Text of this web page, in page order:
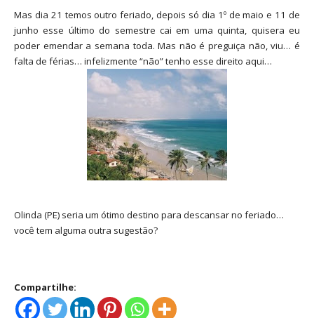
Mas dia 21 temos outro feriado, depois só dia 1º de maio e 11 de
junho esse último do semestre cai em uma quinta, quisera eu
poder emendar a semana toda. Mas não é preguiça não, viu… é
falta de férias… infelizmente “não” tenho esse direito aqui…
Olinda (PE) seria um ótimo destino para descansar no feriado…
você tem alguma outra sugestão?
Compartilhe: